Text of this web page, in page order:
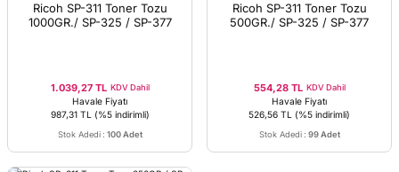
Ricoh SP-311 Toner Tozu
1000GR./ SP-325 / SP-377
1.039,27 TL KDV Dahil
Havale Fiyatı
987,31 TL
(%5 indirimli)
Stok Adedi : 100 Adet
Ricoh SP-311 Toner Tozu
500GR./ SP-325 / SP-377
554,28 TL KDV Dahil
Havale Fiyatı
526,56 TL (%5 indirimli)
Stok Adedi : 99 Adet